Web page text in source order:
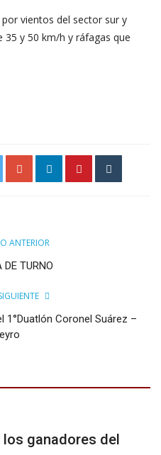
vientos del sector sur y
35 y 50 km/h y ráfagas que
ANTERIOR
TURNO
1°Duatlón Coronel Suárez –
ganadores del